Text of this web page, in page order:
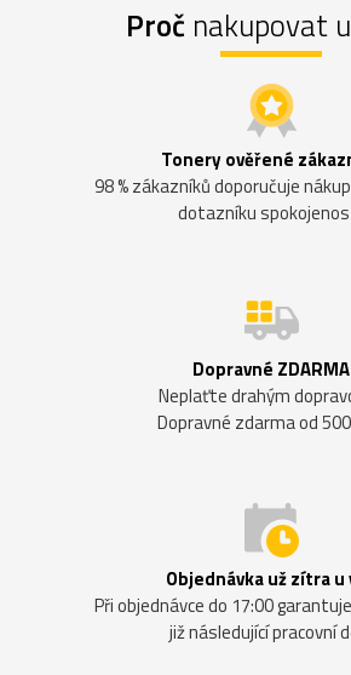
Proč nakupovat
Tonery ověřené
98 % zákazníků doporučuje
dotazníku
Dopravné ZDARMA
Neplaťte drahým
Dopravné zdarma od
Objednávka už zítra u
Při objednávce do 17:00
již následující pracovní